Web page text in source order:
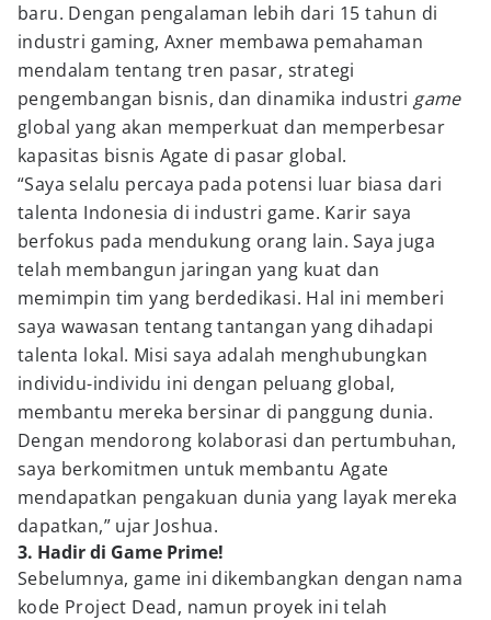
baru. Dengan pengalaman lebih dari 15 tahun di
industri gaming, Axner membawa pemahaman
mendalam tentang tren pasar, strategi
pengembangan bisnis, dan dinamika industri game
global yang akan memperkuat dan memperbesar
kapasitas bisnis Agate di pasar global.
“Saya selalu percaya pada potensi luar biasa dari
talenta Indonesia di industri game. Karir saya
berfokus pada mendukung orang lain. Saya juga
telah membangun jaringan yang kuat dan
memimpin tim yang berdedikasi. Hal ini memberi
saya wawasan tentang tantangan yang dihadapi
talenta lokal. Misi saya adalah menghubungkan
individu-individu ini dengan peluang global,
membantu mereka bersinar di panggung dunia.
Dengan mendorong kolaborasi dan pertumbuhan,
saya berkomitmen untuk membantu Agate
mendapatkan pengakuan dunia yang layak mereka
dapatkan,” ujar Joshua.
3. Hadir di Game Prime!
Sebelumnya, game ini dikembangkan dengan nama
kode Project Dead, namun proyek ini telah